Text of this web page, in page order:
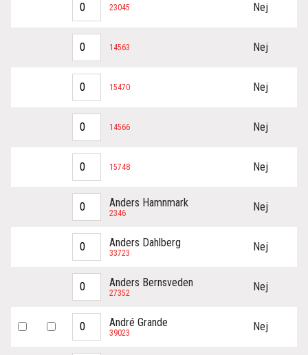
23045 Nej
14563 Nej
15470 Nej
14566 Nej
15748 Nej
Anders Hamnmark
2346 Nej
Anders Dahlberg
33723 Nej
Anders Bernsveden
27352 Nej
André Grande
39023 Nej